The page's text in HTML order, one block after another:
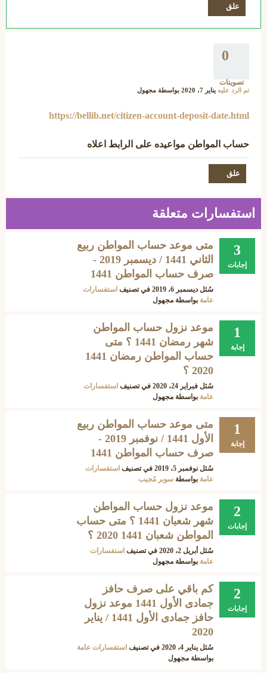
0
تصويتات
تم الرد عليه يناير 7، 2020 بواسطة مجهول
https://bellib.net/citizen-account-deposit-date.html
حساب المواطن مواعيده على الرابط اعلاه
استفسارات متعلقة
3
إجابات
متى موعد حساب المواطن ربيع
الثاني 1441 / ديسمبر 2019 -
صرف حساب المواطن 1441
سُئل ديسمبر 6، 2019 في تصنيف استفسارات
عامة بواسطة مجهول
1
إجابة
موعد نزول حساب المواطن
شهر رمضان 1441 ؟ متى
حساب المواطن رمضان 1441
2020 ؟
سُئل فبراير 24، 2020 في تصنيف استفسارات
عامة بواسطة مجهول
1
إجابة
متى موعد حساب المواطن ربيع
الأول 1441 / نوفمبر 2019 -
صرف حساب المواطن 1441
سُئل نوفمبر 5، 2019 في تصنيف استفسارات
عامة بواسطة سوبر مُجيب
2
إجابات
موعد نزول حساب المواطن
شهر شعبان 1441 ؟ متى حساب
المواطن شعبان 1441 2020 ؟
سُئل أبريل 2، 2020 في تصنيف استفسارات
عامة بواسطة مجهول
2
إجابات
كم باقي على صرف حافز
جمادى الأول 1441 موعد نزول
حافز جمادى الأول 1441 / يناير
2020
سُئل يناير 4، 2020 في تصنيف استفسارات عامة
بواسطة مجهول